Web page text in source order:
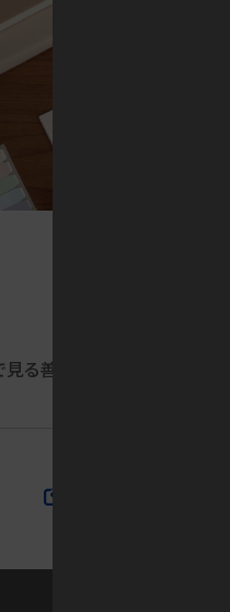
る善常会